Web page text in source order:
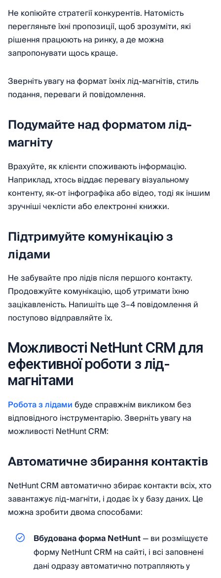
Не копіюйте стратегії конкурентів. Натомість
перегляньте їхні пропозиції, щоб зрозуміти, які
рішення працюють на ринку, а де можна
запропонувати щось краще.
Зверніть увагу на формат їхніх лід-магнітів, стиль
подання, переваги й повідомлення.
Подумайте над форматом лід-
магніту
Врахуйте, як клієнти споживають інформацію.
Наприклад, хтось віддає перевагу візуальному
контенту, як-от інфографіка або відео, тоді як іншим
зручніші чеклісти або електронні книжки.
Підтримуйте комунікацію з
лідами
Не забувайте про лідів після першого контакту.
Продовжуйте комунікацію, щоб утримати їхню
зацікавленість. Напишіть ще 3–4 повідомлення й
поступово відправляйте їх.
Можливості NetHunt CRM для
ефективної роботи з лід-
магнітами
Робота з лідами буде справжнім викликом без
відповідного інструментарію. Зверніть увагу на
можливості NetHunt CRM:
Автоматичне збирання контактів
NetHunt CRM автоматично збирає контакти всіх, хто
завантажує лід-магніти, і додає їх у базу даних. Це
можна зробити двома способами:
Вбудована форма NetHunt— ви розміщуєте
форму NetHunt CRM на сайті, і всі заповнені
дані одразу автоматично потрапляють у